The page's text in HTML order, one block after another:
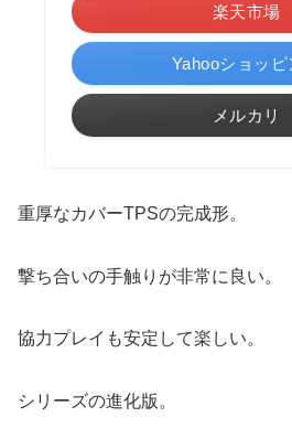
楽天市場
Yahooショッピ
メルカリ
重厚なカバーTPSの完成形。
撃ち合いの手触りが非常に良い。
協力プレイも安定して楽しい。
シリーズの進化版。